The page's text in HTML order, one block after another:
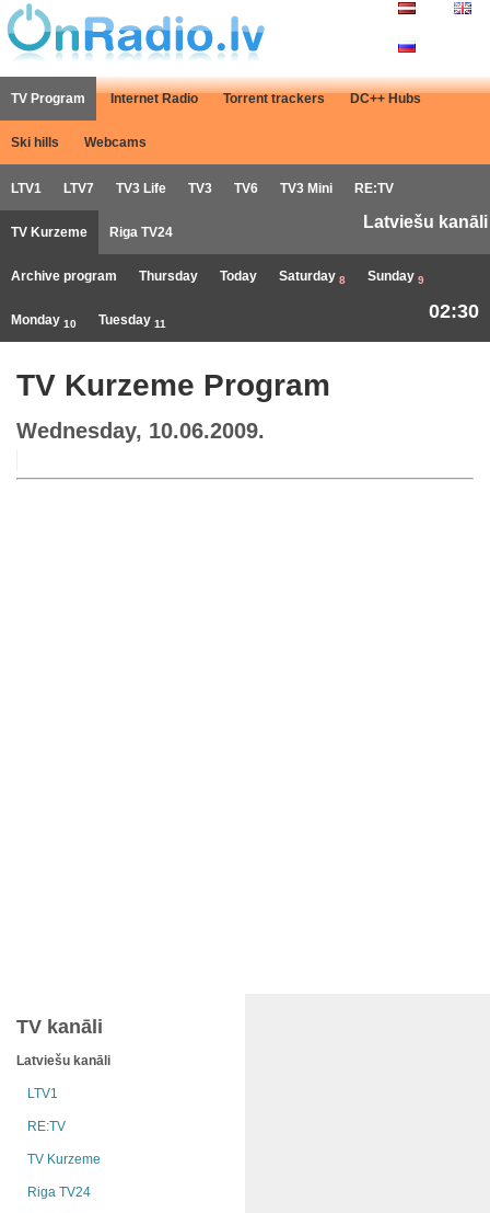
TV Program Internet Radio Torrent trackers DC++ Hubs
Ski hills Webcams
LTV1 LTV7 TV3 Life TV3 TV6 TV3 Mini RE:TV
TV Kurzeme Riga TV24
Latviešu kanāli
Archive program Thursday Today Saturday 8 Sunday 9
Monday 10 Tuesday 11
02:30
TV Kurzeme Program
Wednesday, 10.06.2009.
TV kanāli
Latviešu kanāli
LTV1
RE:TV
TV Kurzeme
Riga TV24